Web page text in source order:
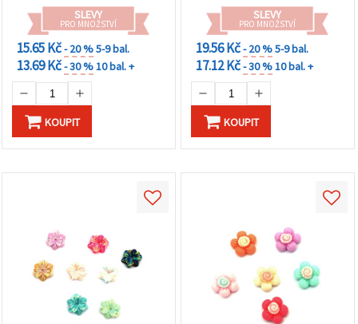
SLEVY
PRO MNOŽSTVÍ
15.65 Kč- 20 %5-9 bal.
13.69 Kč- 30 %10 bal. +
KOUPIT
SLEVY
PRO MNOŽSTVÍ
19.56 Kč- 20 %5-9 bal.
17.12 Kč- 30 %10 bal. +
KOUPIT